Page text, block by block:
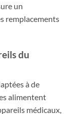
un
remplacements
du
à de
alimentent
médicaux,